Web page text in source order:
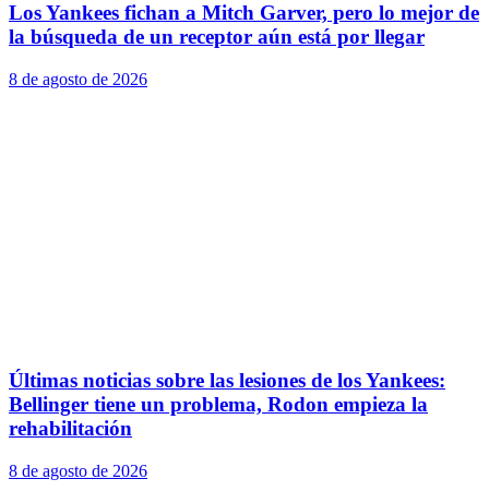
Los Yankees fichan a Mitch Garver, pero lo mejor de
la búsqueda de un receptor aún está por llegar
8 de agosto de 2026
Últimas noticias sobre las lesiones de los Yankees:
Bellinger tiene un problema, Rodon empieza la
rehabilitación
8 de agosto de 2026